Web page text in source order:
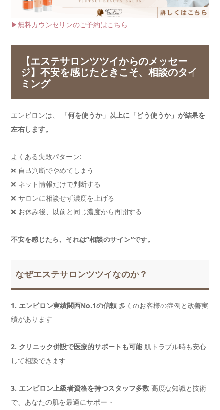
▶無料カウンセリンのご予約はこちら
【エステサロンツツイからのメッセー
ジ】不安を感じたときこそ、相談のタイ
ミング
エンビロンは、
「何を使うか」以上に「どう使うか」が結果を
左右します。
よくある失敗パターン:
❌ 自己判断でやめてしまう
❌ ネット情報だけで判断する
❌ サロンに相談せず濃度を上げる
❌ お休み後、以前と同じ濃度から再開する
不安を感じたら、それは”相談のサイン”です。
なぜエステサロンツツイなのか？
1. エンビロン実績関西No.1の信頼 多くのお客様の症例と改善実
績があります
2. クリニック併設で医療的サポートも可能肌トラブル時も安心
して相談できます
3. エンビロン上級者資格を持つスタッフ多数 高度な知識と技術
で、あなたの肌を最適にサポート